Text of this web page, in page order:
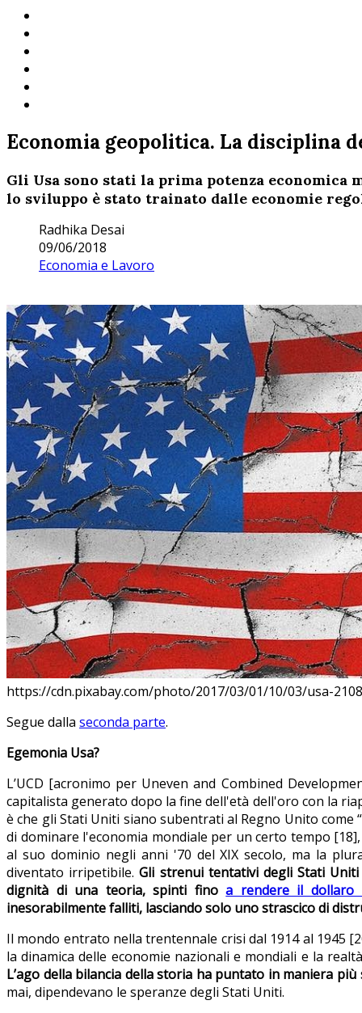
Economia geopolitica. La disciplina
Gli Usa sono stati la prima potenza economica
lo sviluppo è stato trainato dalle economie
Radhika Desai
09/06/2018
Economia e Lavoro
https://cdn.pixabay.com/photo/2017/03/01/10/03/usa-
Segue dalla seconda parte.
Egemonia Usa?
L’UCD [acronimo per Uneven and Combined
capitalista generato dopo la fine dell'età dell'oro con la
è che gli Stati Uniti siano subentrati al Regno Unito
di dominare l'economia mondiale per un certo tempo
al suo dominio negli anni '70 del XIX secolo, ma la
diventato irripetibile.Gli strenui tentativi degli Stati
dignità di una teoria, spinti finoa rendere il dollaro
inesorabilmente falliti, lasciando solo uno strascico di
Il mondo entrato nella trentennale crisi dal 1914 al 1945
la dinamica delle economie nazionali e mondiali e la
L’ago della bilancia della storia ha puntato in maniera
mai, dipendevano le speranze degli Stati Uniti.